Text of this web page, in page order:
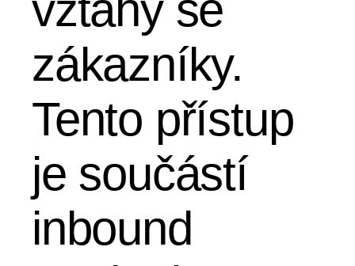
zákazníky.
Tento přístup
je součástí
inbound